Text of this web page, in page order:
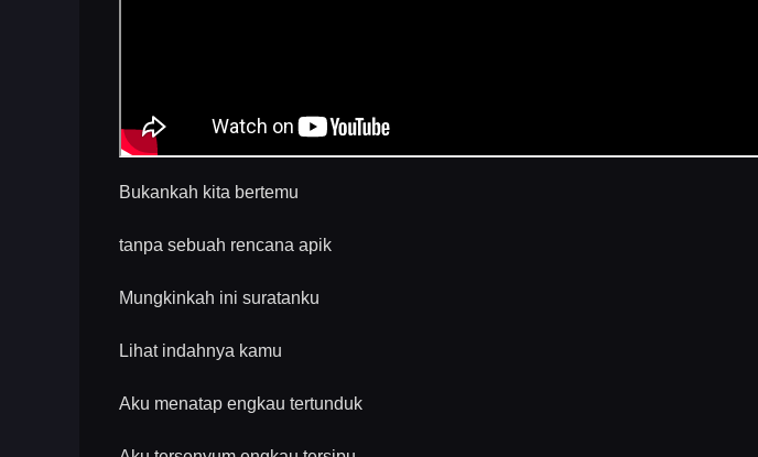
Bukankah kita bertemu
tanpa sebuah rencana apik
Mungkinkah ini suratanku
Lihat indahnya kamu
Aku menatap engkau tertunduk